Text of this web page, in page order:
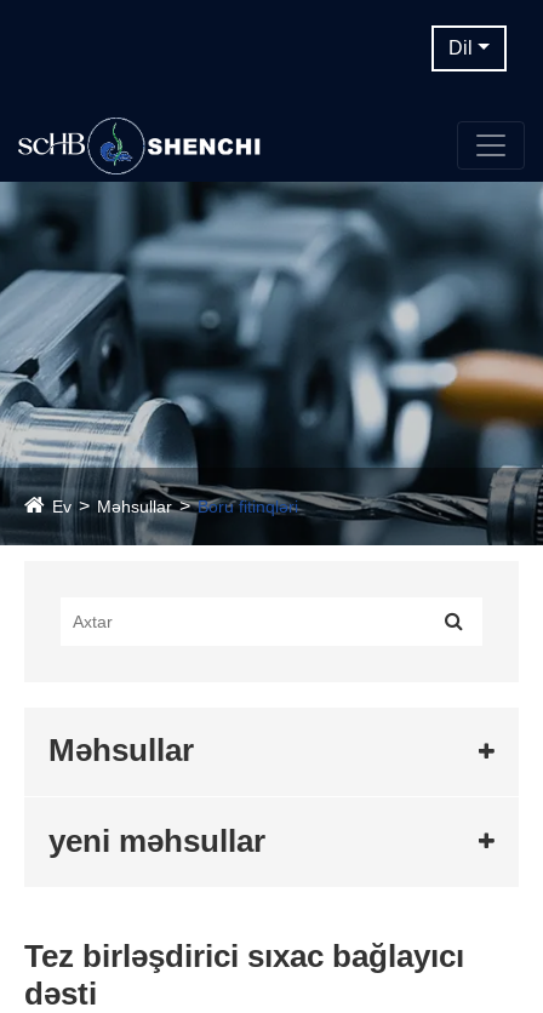
Dil
Ev Məhsullar Boru fitinqləri
Məhsullar
yeni məhsullar
Tez birləşdirici sıxac bağlayıcı
dəsti